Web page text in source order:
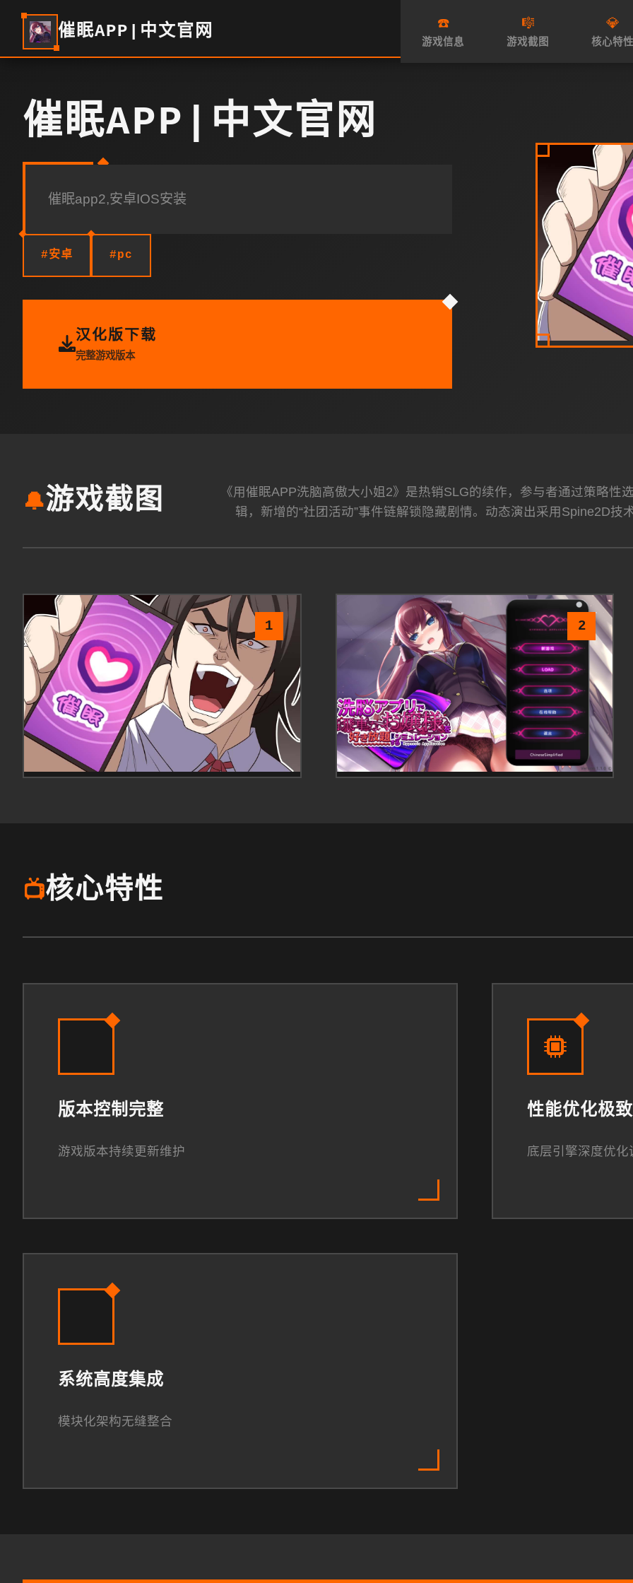
催眠APP|中文官网 ☎️
游戏信息
🎼
游戏截图
💎
核心特性
催眠APP|中文官网
催眠app2,安卓IOS安装
#安卓 #pc
汉化版下载
完整游戏版本
🔔游戏截图
《用催眠APP洗脑高傲大小姐2》是热销SLG的续作，参与者通过策略
辑，新增的“社团活动”事件链解锁隐藏剧情。动态演出采用Spine2D
1 2
📺核心特性
版本控制完整
游戏版本持续更新维护
性能优化极致
底层引擎深度优化
系统高度集成
模块化架构无缝整合